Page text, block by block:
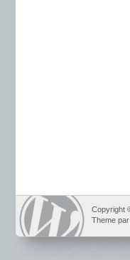
Copyright
Theme par